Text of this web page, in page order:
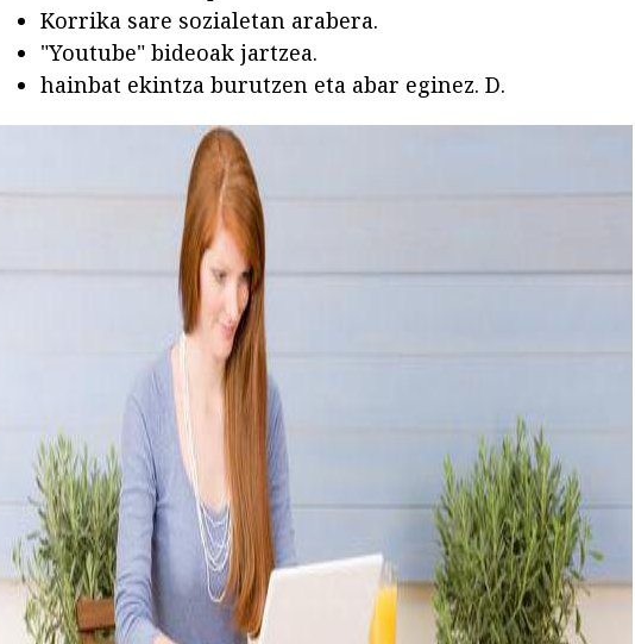
Korrika sare sozialetan arabera.
"Youtube" bideoak jartzea.
hainbat ekintza burutzen eta abar eginez. D.